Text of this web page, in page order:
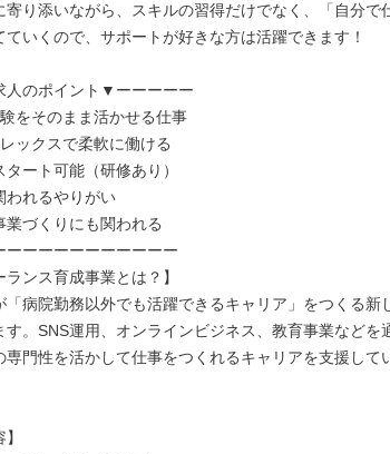
寄り添いながら、スキルの習得だけでなく、「自分で
いくので、サポートが好きな方は活躍できます！
のポイント▼ーーーーー
をそのまま活かせる仕事
ックスで柔軟に働ける
タート可能（研修あり）
われるやりがい
業づくりにも関われる
ーーーーーーーーーーー
ランス育成事業とは？】
「病院勤務以外でも活躍できるキャリア」をつくる新
。SNS運用、オンラインビジネス、教育事業などを
専門性を活かして仕事をつくれるキャリアを支援して